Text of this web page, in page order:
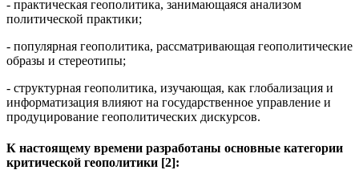
- практическая геополитика, занимающаяся анализом
политической практики;
- популярная геополитика, рассматривающая геополитические
образы и стереотипы;
- структурная геополитика, изучающая, как глобализация и
информатизация влияют на государственное управление и
продуцирование геополитических дискурсов.
К настоящему времени разработаны основные категории
критической геополитики [2]: